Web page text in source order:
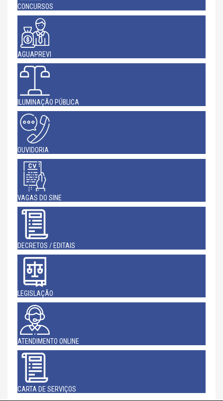
CONCURSOS
AGUAPREVI
ILUMINAÇÃO PÚBLICA
OUVIDORIA
VAGAS DO SINE
DECRETOS / EDITAIS
LEGISLAÇÃO
ATENDIMENTO ONLINE
CARTA DE SERVIÇOS